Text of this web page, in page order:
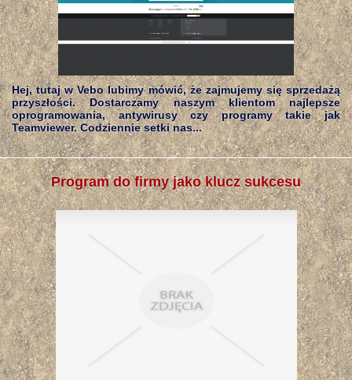
Hej, tutaj w Vebo lubimy mówić, że zajmujemy się sprzedażą
przyszłości. Dostarczamy naszym klientom najlepsze
oprogramowania, antywirusy czy programy takie jak
Teamviewer. Codziennie setki nas...
Program do firmy jako klucz sukcesu